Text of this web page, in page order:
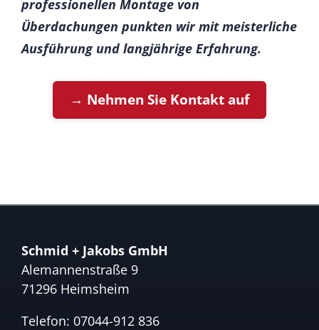
professionellen Montage von
Überdachungen punkten wir mit meisterliche
Ausführung und langjährige Erfahrung.
→ Nehmen Sie Kontakt auf
Schmid + Jakobs GmbH
Alemannenstraße 9
71296 Heimsheim
Telefon: 07044-912 836